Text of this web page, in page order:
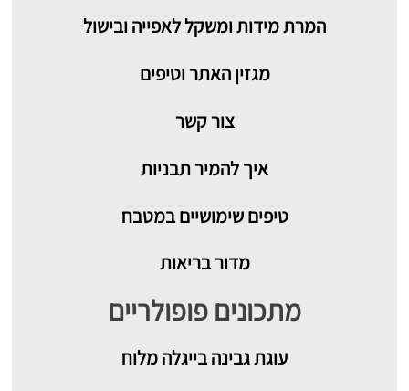
המרת מידות ומשקל לאפייה ובישול
מגזין האתר וטיפים
צור קשר
איך להמיר תבניות
טיפים שימושיים במטבח
מדור בריאות
מתכונים פופולריים
עוגת גבינה בייגלה מלוח